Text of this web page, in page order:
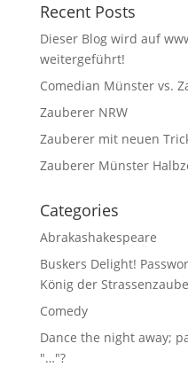
Recent Posts
Dieser Blog wird auf
weitergeführt!
Comedian Münster vs.
Zauberer NRW
Zauberer mit neuen
Zauberer Münster
Categories
Abrakashakespeare
Buskers Delight!
König der
Comedy
Dance the night away;
"…"?